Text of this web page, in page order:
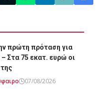
πρώτη πρόταση για
– Στα 75 εκατ. ευρώ οι
07/08/2026